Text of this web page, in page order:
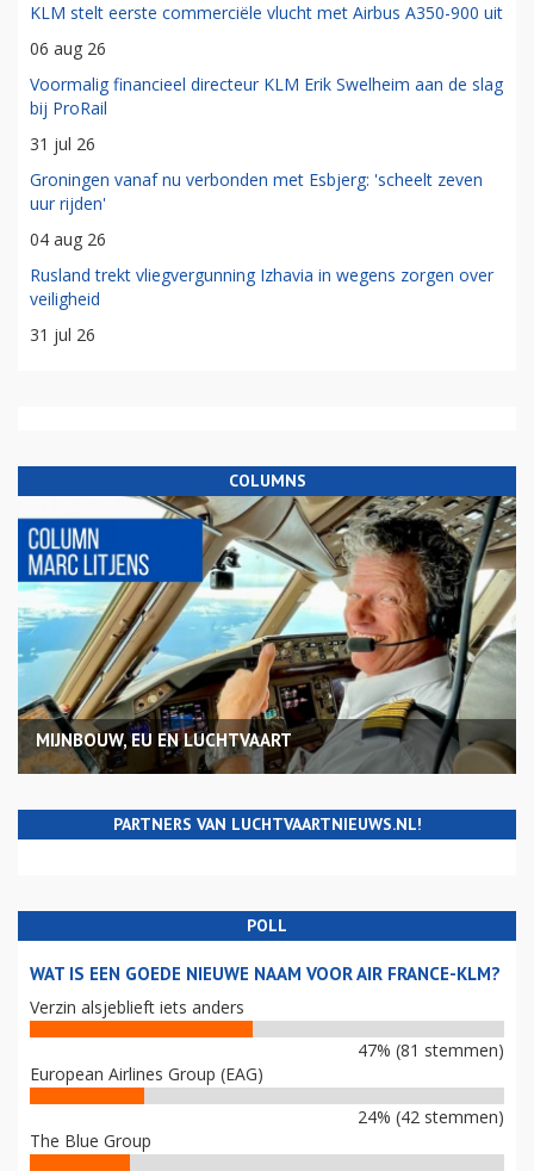
KLM stelt eerste commerciële vlucht met Airbus A350-900 uit
06 aug 26
Voormalig financieel directeur KLM Erik Swelheim aan de slag
bij ProRail
31 jul 26
Groningen vanaf nu verbonden met Esbjerg: 'scheelt zeven
uur rijden'
04 aug 26
Rusland trekt vliegvergunning Izhavia in wegens zorgen over
veiligheid
31 jul 26
COLUMNS
MIJNBOUW, EU EN LUCHTVAART
PARTNERS VAN LUCHTVAARTNIEUWS.NL!
POLL
WAT IS EEN GOEDE NIEUWE NAAM VOOR AIR FRANCE-KLM?
Verzin alsjeblieft iets anders
47% (81 stemmen)
European Airlines Group (EAG)
24% (42 stemmen)
The Blue Group